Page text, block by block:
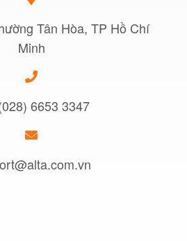
Tân Hòa, TP Hồ Chí
Minh
6653 3347